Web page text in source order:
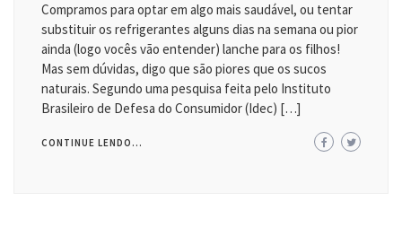
Compramos para optar em algo mais saudável, ou tentar
substituir os refrigerantes alguns dias na semana ou pior
ainda (logo vocês vão entender) lanche para os filhos!
Mas sem dúvidas, digo que são piores que os sucos
naturais. Segundo uma pesquisa feita pelo Instituto
Brasileiro de Defesa do Consumidor (Idec) […]
CONTINUE LENDO...